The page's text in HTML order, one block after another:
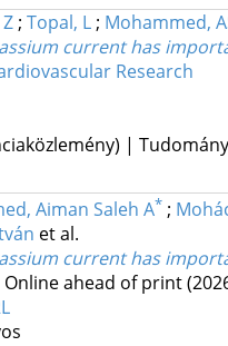
; Topal, L ; Mohammed,
current has
Research
|
Aiman Saleh A* ;
et al.
current has
Online ahead of print